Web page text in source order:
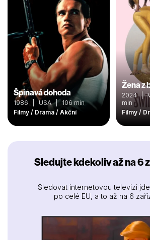
Špinavá dohoda
1986 | USA | 106 min
Filmy / Drama / Akční
Žena z
2024 |
min
Filmy /
Sledujte kdekoliv až na 6
Sledovat internetovou televizi
po celé EU, a to až na 6